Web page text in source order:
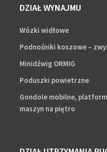
DZIAŁ WYNAJMU
Wózki widłowe
Podnośniki koszowe –
Minidźwig ORMIG
Poduszki powietrzne
Gondole mobilne,
maszyn na piętro